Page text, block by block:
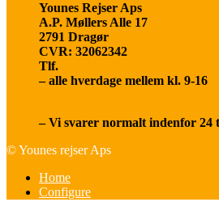
Younes Rejser Aps
A.P. Møllers Alle 17
2791 Dragør
CVR: 32062342
Tlf.
– alle hverdage mellem kl. 9-16
– Vi svarer normalt indenfor 24
© Younes rejser Aps
Home
Configure